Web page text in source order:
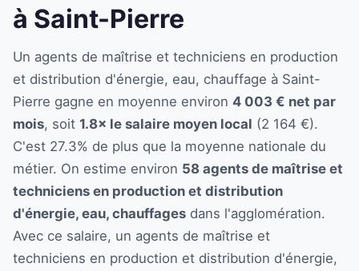
à Saint-Pierre
Un agents de maîtrise et techniciens en production
et distribution d'énergie, eau, chauffage à Saint-
Pierre gagne en moyenne environ 4 003 € net par
mois, soit 1.8× le salaire moyen local (2 164 €).
C'est 27.3% de plus que la moyenne nationale du
métier. On estime environ 58 agents de maîtrise et
techniciens en production et distribution
d'énergie, eau, chauffages dans l'agglomération.
Avec ce salaire, un agents de maîtrise et
techniciens en production et distribution d'énergie,